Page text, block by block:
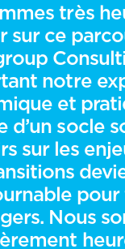
très
sur ce
notre
et
d’un socle
sur les
pour
Nous